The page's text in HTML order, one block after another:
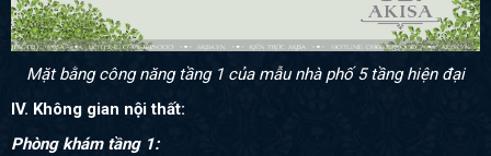
Mặt bằng công năng tầng 1 của mẫu nhà phố 5 tầng hiện đại
IV. Không gian nội thất:
Phòng khám tầng 1: